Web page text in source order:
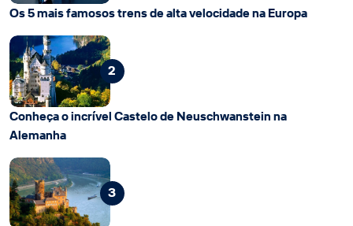
Os 5 mais famosos trens de alta velocidade na Europa
2
Conheça o incrível Castelo de Neuschwanstein na
Alemanha
3